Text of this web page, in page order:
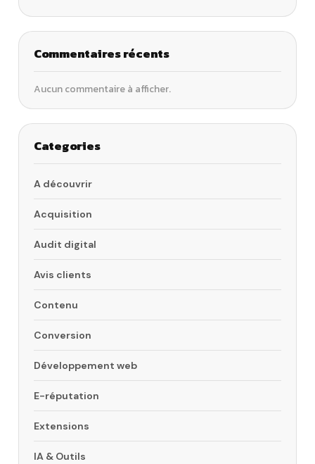
Commentaires récents
Aucun commentaire à afficher.
Categories
A découvrir
Acquisition
Audit digital
Avis clients
Contenu
Conversion
Développement web
E-réputation
Extensions
IA & Outils